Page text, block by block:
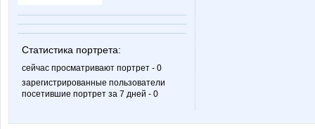
Статистика портрета:
сейчас просматривают портрет - 0
зарегистрированные пользователи
посетившие портрет за 7 дней - 0